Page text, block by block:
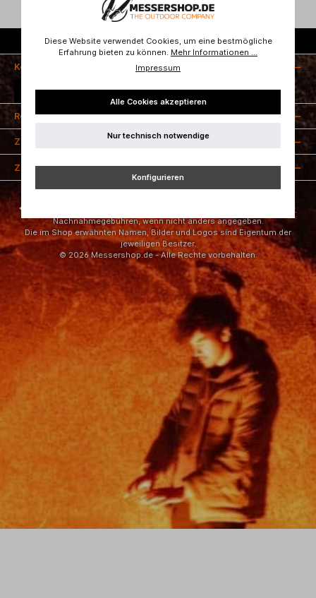
Kostenloser Versand ab 50 Euro
Kontakt
Vertrag widerrufen
Rechtliches
Zahlungsarten
Zertifizierung
* Alle Preise inkl. gesetzl. Mehrwertsteuer zzgl.
und ggf.
Nachnahmegebühren, wenn nicht anders angegeben.
Die im Shop erwähnten Namen, Bilder und Logos sind Eigentum der
jeweiligen Besitzer.
© 2026 Messershop.de - Alle Rechte vorbehalten.
Diese Website verwendet Cookies, um eine bestmögliche
Erfahrung bieten zu können. Mehr Informationen ...
Impressum
Alle Cookies akzeptieren
Nur technisch notwendige
Konfigurieren